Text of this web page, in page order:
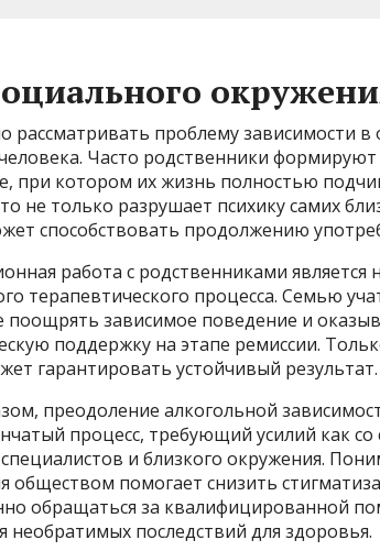
рассматривать проблему зависимости в
Часто родственники
при котором их жизнь полностью
не только разрушает психику самих
способствовать продолжению
работа с родственниками
терапевтического процесса. Семью
поощрять зависимое поведение и
поддержку на этапе ремиссии.
гарантировать устойчивый результат.
преодоление алкогольной
процесс, требующий усилий как
и близкого окружения.
обществом помогает снизить
обращаться за квалифицированной
необратимых последствий для здоровья.